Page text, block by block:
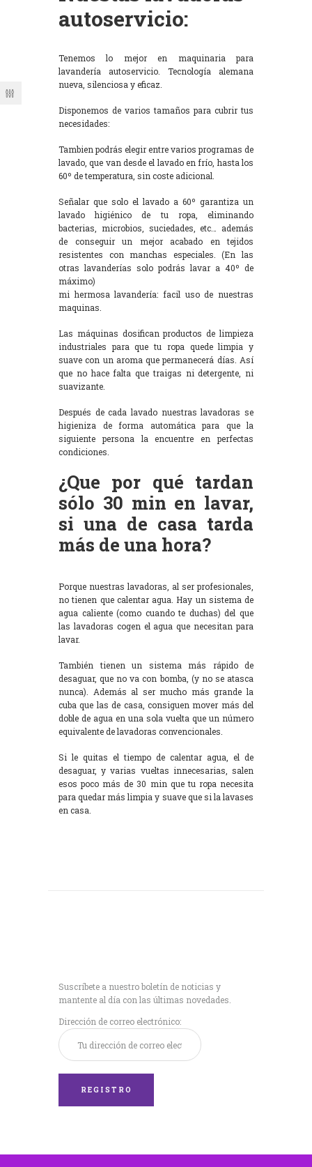
autoservicio:
Tenemos lo mejor en maquinaria para
lavandería autoservicio. Tecnología alemana
nueva, silenciosa y eficaz.
Disponemos de varios tamaños para cubrir tus
necesidades:
Tambien podrás elegir entre varios programas de
lavado, que van desde el lavado en frío, hasta los
60º de temperatura, sin coste adicional.
Señalar que solo el lavado a 60º garantiza un
lavado higiénico de tu ropa, eliminando
bacterias, microbios, suciedades, etc… además
de conseguir un mejor acabado en tejidos
resistentes con manchas especiales. (En las
otras lavanderías solo podrás lavar a 40º de
máximo)
mi hermosa lavandería: facil uso de nuestras
maquinas.
Las máquinas dosifican productos de limpieza
industriales para que tu ropa quede limpia y
suave con un aroma que permanecerá días. Así
que no hace falta que traigas ni detergente, ni
suavizante.
Después de cada lavado nuestras lavadoras se
higieniza de forma automática para que la
siguiente persona la encuentre en perfectas
condiciones.
¿Que por qué tardan
sólo 30 min en lavar,
si una de casa tarda
más de una hora?
Porque nuestras lavadoras, al ser profesionales,
no tienen que calentar agua. Hay un sistema de
agua caliente (como cuando te duchas) del que
las lavadoras cogen el agua que necesitan para
lavar.
También tienen un sistema más rápido de
desaguar, que no va con bomba, (y no se atasca
nunca). Además al ser mucho más grande la
cuba que las de casa, consiguen mover más del
doble de agua en una sola vuelta que un número
equivalente de lavadoras convencionales.
Si le quitas el tiempo de calentar agua, el de
desaguar, y varias vueltas innecesarias, salen
esos poco más de 30 min que tu ropa necesita
para quedar más limpia y suave que si la lavases
en casa.
Suscríbete a nuestro boletín de noticias y
mantente al día con las últimas novedades.
Dirección de correo electrónico: